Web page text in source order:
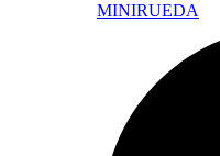
MINIRUEDA